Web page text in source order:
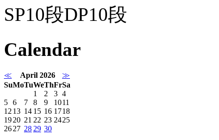
SP10段DP10段
Calendar
≪ April 2026
≫
SuMoTuWeThFrSa
1
2 3 4
5 6 7 8 9 1011
12 13 14 15 16 1718
1920 21 22 23 2425
2627 28 29 30